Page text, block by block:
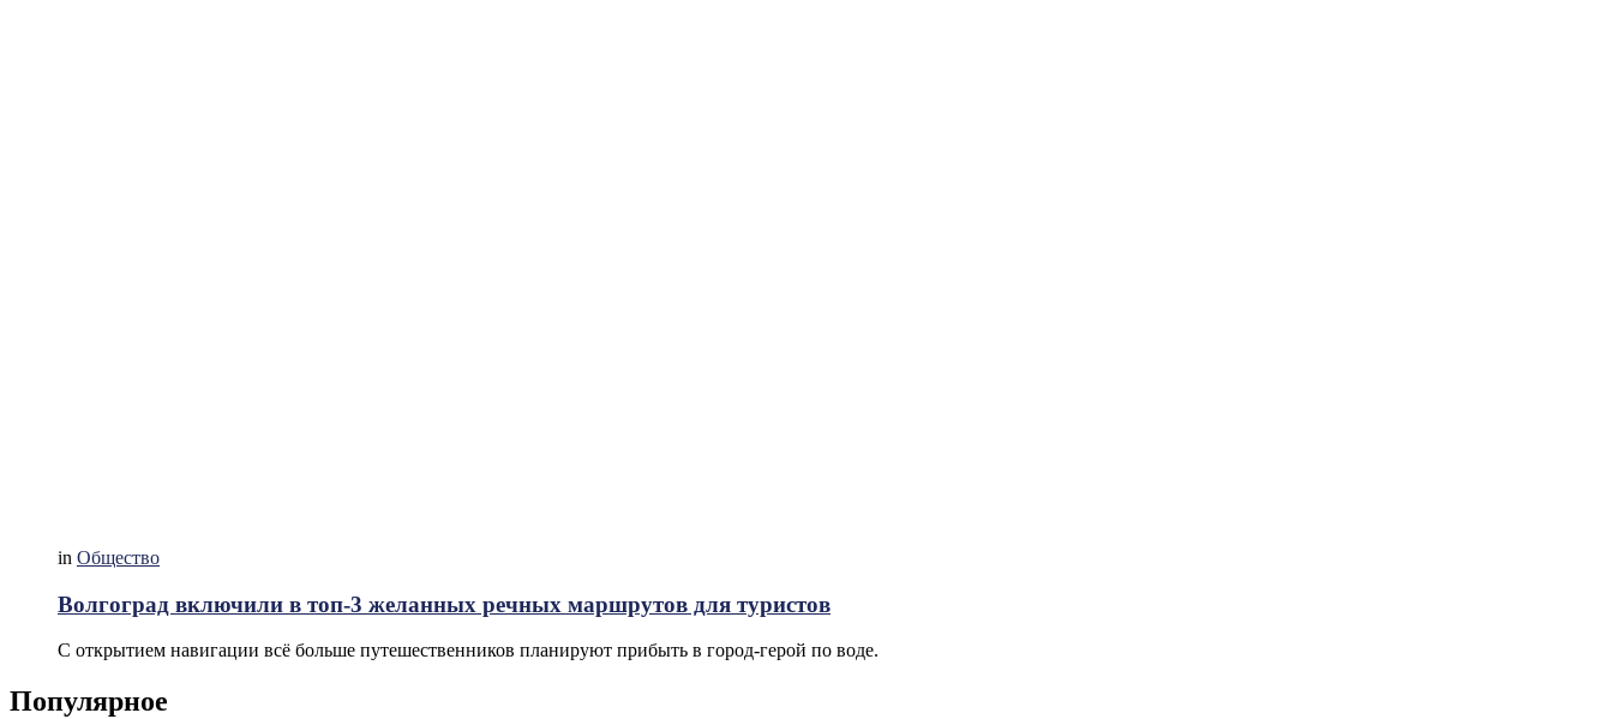
in Общество
Волгоград включили в топ-3 желанных речных маршрутов для туристов
С открытием навигации всё больше путешественников планируют прибыть в город-герой по воде.
Популярное